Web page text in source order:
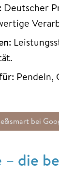
Deutscher
Pendeln,
bei
– die